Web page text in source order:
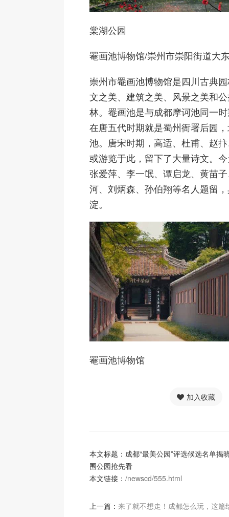
棠湖公园
罨画池博物馆/崇州市崇阳街道大
崇州市罨画池博物馆是四川古典
文之美、建筑之美、风景之美和
林。罨画池是与成都摩诃池同一
在唐五代时期就是蜀州衙署后园
池。唐宋时期，高适、杜甫、赵
或游览于此，留下了大量诗文。
张爱萍、李一氓、谭启龙、黄苗
河、刘炳森、孙伯翔等名人题留
淀。
罨画池博物馆
加入收藏
本文标题：成都“最美公园”评选候选名单揭
围公园抢先看
本文链接： /newscd/555.html
上一篇： 来了就不想走！成都怎么玩，这篇